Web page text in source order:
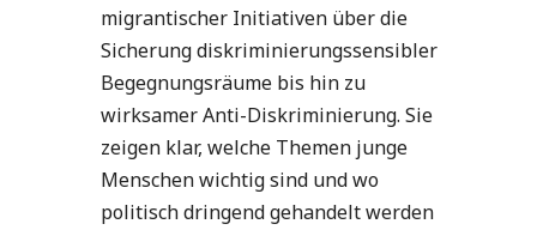
migrantischer Initiativen über die
Sicherung diskriminierungssensibler
Begegnungsräume bis hin zu
wirksamer Anti-Diskriminierung. Sie
zeigen klar, welche Themen junge
Menschen wichtig sind und wo
politisch dringend gehandelt werden